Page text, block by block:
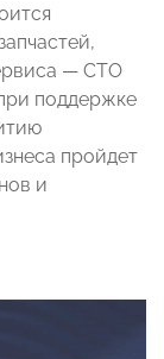
— СТO
поддержке
пройдет
и